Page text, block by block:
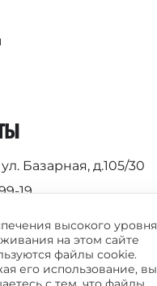
Базарная, д.105/30
19
высокого уровня
на этом сайте
файлы cookie.
его использование, вы